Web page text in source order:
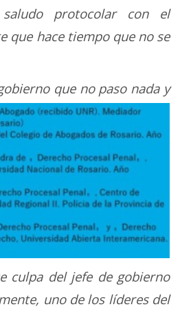
protocolar con el
que hace tiempo que no se
que no paso nada y
culpa del jefe de gobierno
uno de los líderes del